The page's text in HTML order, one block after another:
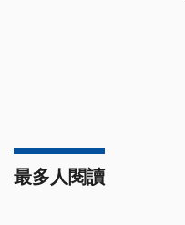
最多人閱讀